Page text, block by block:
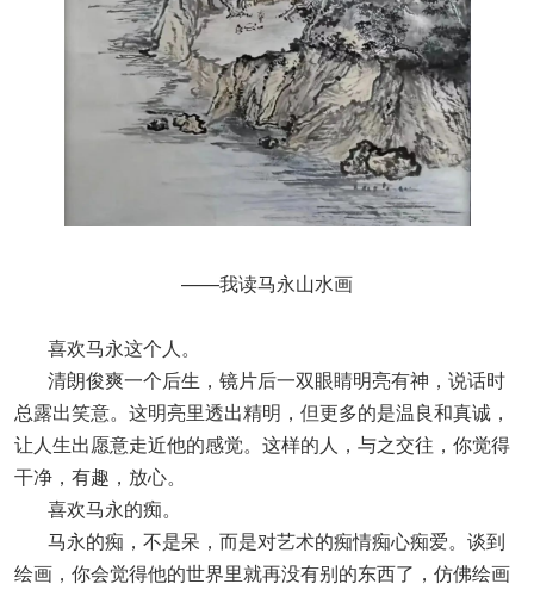
——我读马永山水画
喜欢马永这个人。
清朗俊爽一个后生，镜片后一双眼睛明亮有神，说话时
总露出笑意。这明亮里透出精明，但更多的是温良和真诚，
让人生出愿意走近他的感觉。这样的人，与之交往，你觉得
干净，有趣，放心。
喜欢马永的痴。
马永的痴，不是呆，而是对艺术的痴情痴心痴爱。谈到
绘画，你会觉得他的世界里就再没有别的东西了，仿佛绘画